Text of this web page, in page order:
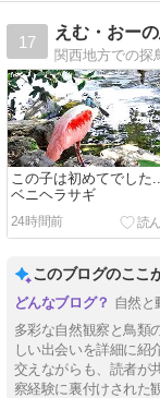
17
えむ・おー
この子は初めてでした
ベニヘラサギ
24時間前
このブログのここ
自然と
多彩な自然観察と鳥類
しい出会いを詳細に紹
交えながらも、読者が
察経験に裏付けされた